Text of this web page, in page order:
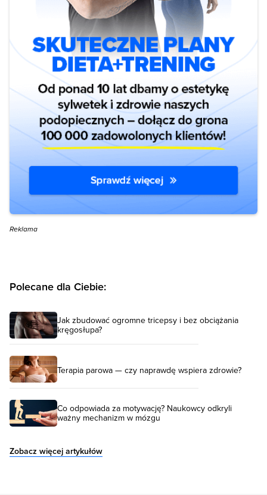
Reklama
Polecane dla Ciebie:
Jak zbudować ogromne tricepsy i bez obciążania
kręgosłupa?
Terapia parowa — czy naprawdę wspiera zdrowie?
Co odpowiada za motywację? Naukowcy odkryli
ważny mechanizm w mózgu
Zobacz więcej artykułów